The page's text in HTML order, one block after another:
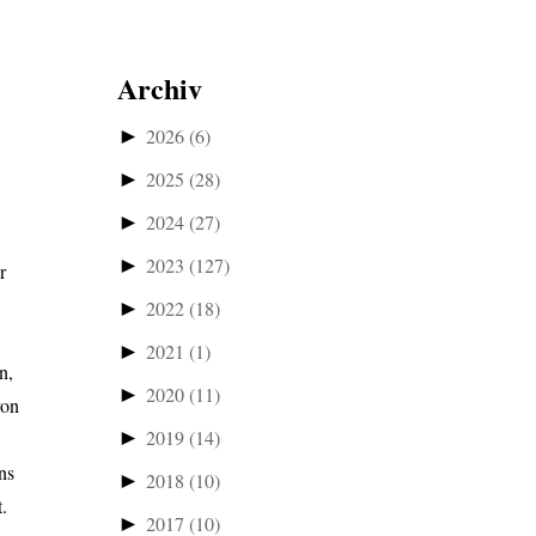
Archiv
► 2026(6)
► 2025 (28)
► 2024(27)
► 2023 (127)
► 2022(18)
► 2021 (1)
► 2020(11)
► 2019(14)
► 2018 (10)
► 2017 (10)